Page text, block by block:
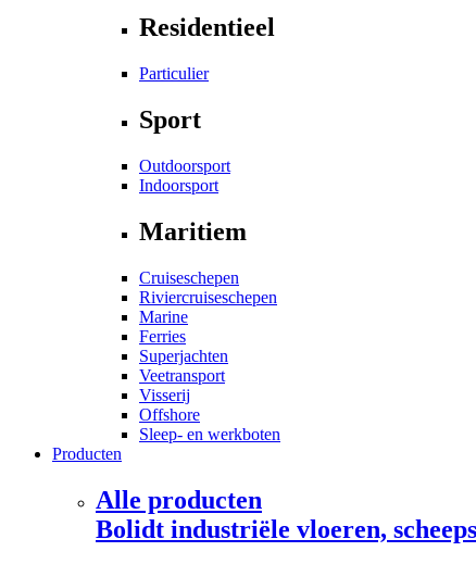
Residentieel
Particulier
Sport
Outdoorsport
Indoorsport
Maritiem
Cruiseschepen
Riviercruiseschepen
Marine
Ferries
Superjachten
Veetransport
Visserij
Offshore
Sleep- en werkboten
Producten
Alle producten
Bolidt industriële vloeren,